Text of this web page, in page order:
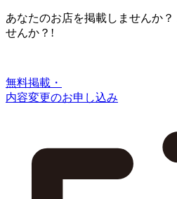
あなたのお店を掲載しませんか？
せんか？!
無料掲載・
内容変更のお申し込み